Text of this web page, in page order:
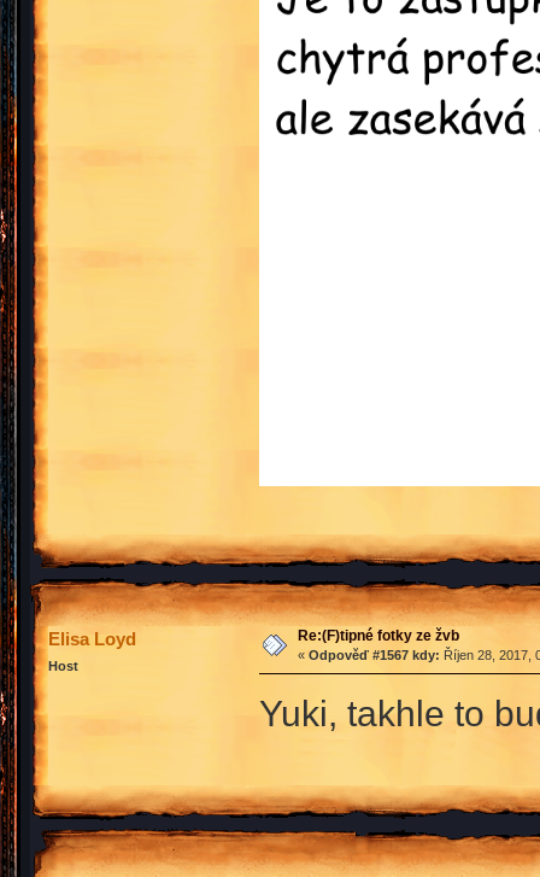
Elisa Loyd
Host
Re:(F)tipné fotky ze žvb
« Odpověď #1567 kdy: Říjen 28, 2017,
Yuki, takhle to